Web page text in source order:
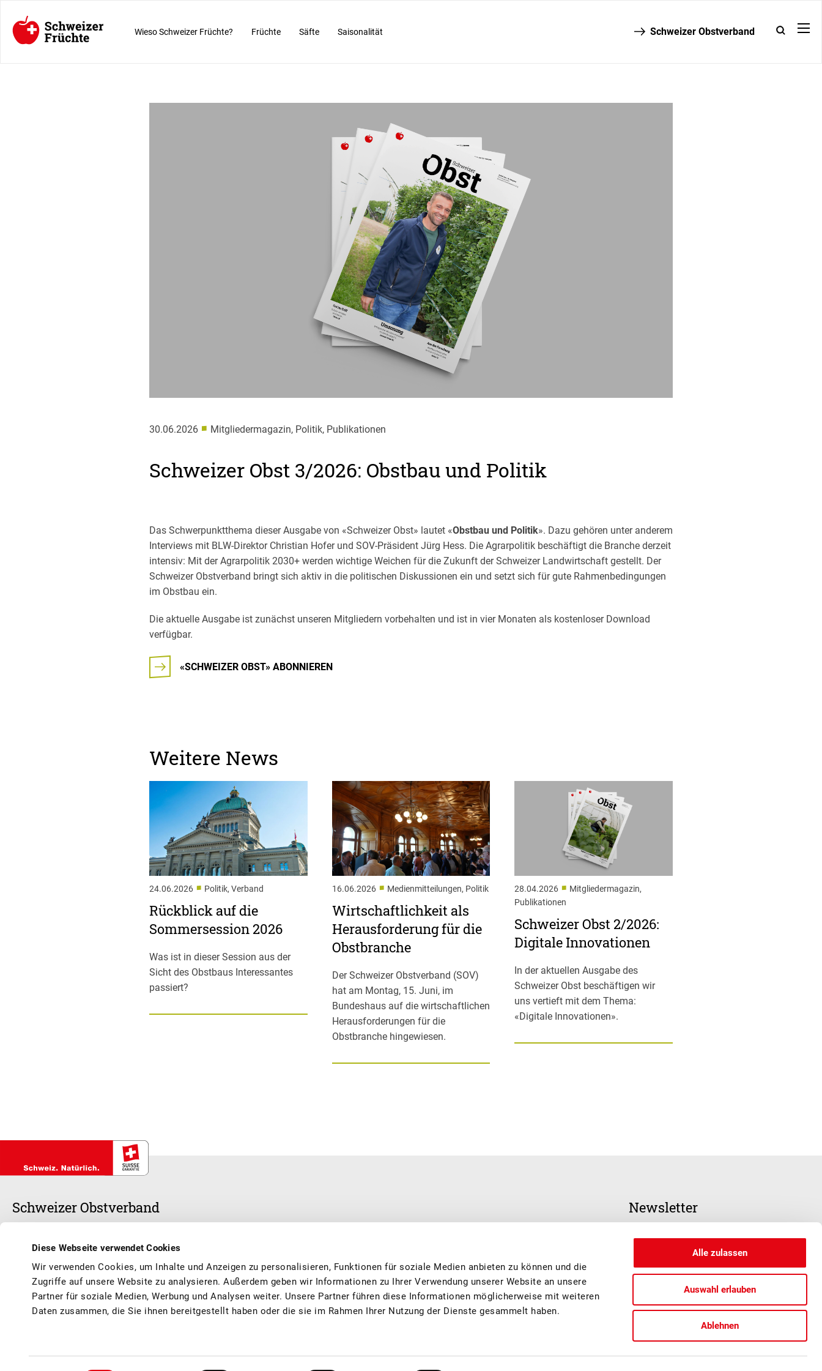
Diese Webseite verwendet Cookies
Wir verwenden Cookies, um Inhalte und Anzeigen zu personalisieren, Funktionen für soziale Medien anbieten zu können und die
Zugriffe auf unsere Website zu analysieren. Außerdem geben wir Informationen zu Ihrer Verwendung unserer Website an unsere
Partner für soziale Medien, Werbung und Analysen weiter. Unsere Partner führen diese Informationen möglicherweise mit weiteren
Daten zusammen, die Sie ihnen bereitgestellt haben oder die sie im Rahmen Ihrer Nutzung der Dienste gesammelt haben.
Alle zulassen
Auswahl erlauben
Ablehnen
Wieso Schweizer Früchte? Früchte Säfte Saisonalität Schweizer Obstverband
30.06.2026 ■ Mitgliedermagazin, Politik, Publikationen
Schweizer Obst 3/2026: Obstbau und Politik
Das Schwerpunktthema dieser Ausgabe von «Schweizer Obst» lautet «Obstbau und Politik». Dazu gehören unter anderem
Interviews mit BLW-Direktor Christian Hofer und SOV-Präsident Jürg Hess. Die Agrarpolitik beschäftigt die Branche derzeit
intensiv: Mit der Agrarpolitik 2030+ werden wichtige Weichen für die Zukunft der Schweizer Landwirtschaft gestellt. Der
Schweizer Obstverband bringt sich aktiv in die politischen Diskussionen ein und setzt sich für gute Rahmenbedingungen
im Obstbau ein.
Die aktuelle Ausgabe ist zunächst unseren Mitgliedern vorbehalten und ist in vier Monaten als kostenloser Download
verfügbar.
«SCHWEIZER OBST» ABONNIEREN
Weitere News
24.06.2026 ■ Politik, Verband
Rückblick auf die
Sommersession 2026
Was ist in dieser Session aus der
Sicht des Obstbaus Interessantes
passiert?
16.06.2026 ■ Medienmitteilungen, Politik
Wirtschaftlichkeit als
Herausforderung für die
Obstbranche
Der Schweizer Obstverband (SOV)
hat am Montag, 15. Juni, im
Bundeshaus auf die wirtschaftlichen
Herausforderungen für die
Obstbranche hingewiesen.
28.04.2026 ■ Mitgliedermagazin,
Publikationen
Schweizer Obst 2/2026:
Digitale Innovationen
In der aktuellen Ausgabe des
Schweizer Obst beschäftigen wir
uns vertieft mit dem Thema:
«Digitale Innovationen».
Schweizer Obstverband
kannst.
Newsletter
© Schweizer Obstverband